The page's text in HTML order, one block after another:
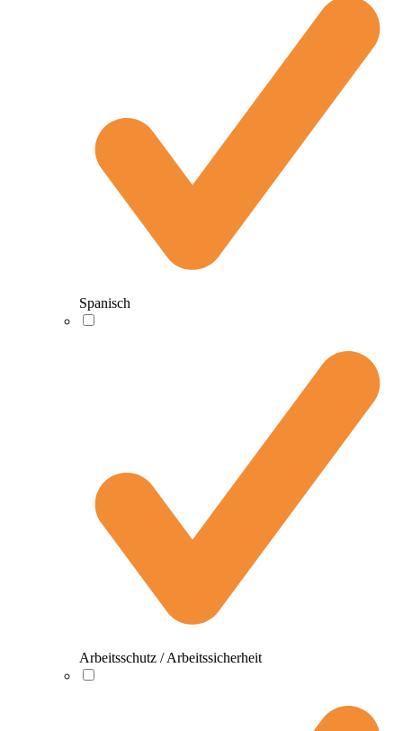
Spanisch
Arbeitsschutz / Arbeitssicherheit